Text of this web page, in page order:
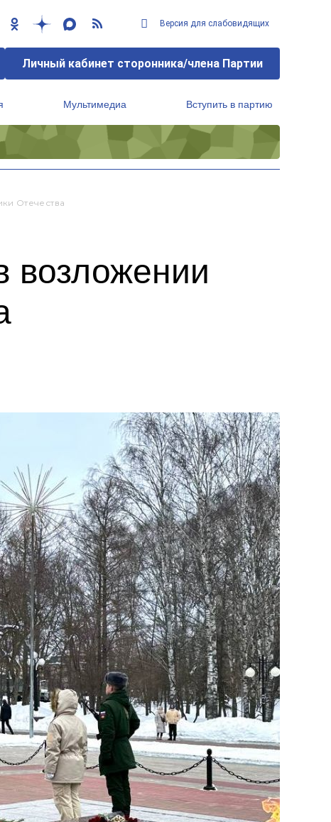
Версия для слабовидящих
Личный кабинет сторонника/члена Партии
Мультимедиа Вступить в партию
Отечества
возложении